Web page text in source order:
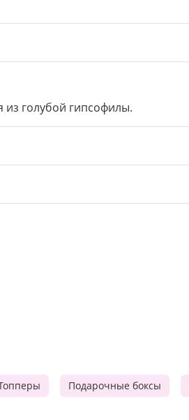
голубой гипсофилы.
Подарочные боксы